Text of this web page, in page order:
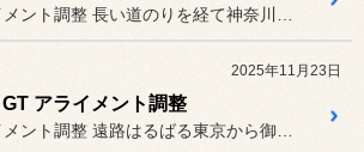
2025年11月23日
アライメント調整